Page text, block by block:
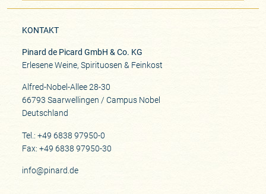
KONTAKT
Pinard de Picard GmbH & Co. KG
Erlesene Weine, Spirituosen & Feinkost
Alfred-Nobel-Allee 28-30
66793 Saarwellingen / Campus Nobel
Deutschland
Tel.: +49 6838 97950-0
Fax: +49 6838 97950-30
info@pinard.de